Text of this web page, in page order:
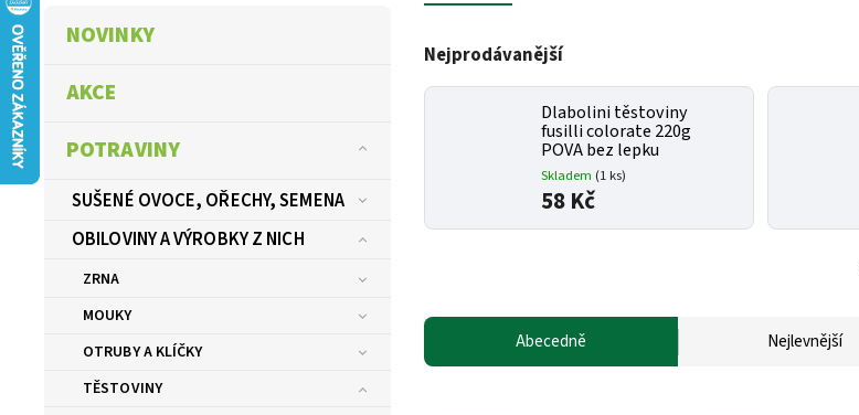
NOVINKY
AKCE
POTRAVINY
SUŠENÉ OVOCE, OŘECHY, SEMENA
OBILOVINY A VÝROBKY Z NICH
ZRNA
MOUKY
OTRUBY A KLÍČKY
TĚSTOVINY
Nejprodávanější
Dlabolini těstoviny
fusilli colorate 220g
POVA bez lepku
Skladem (1 ks)
58 Kč
Abecedně Nejlevnější